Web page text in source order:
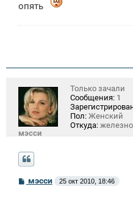
опять
мэсси
Только зачали
Сообщения: 1
Пол: Женский
Откуда:
Смэсси 25 окт 2010, 18:46